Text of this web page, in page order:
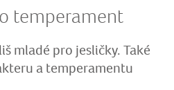
temperament
mladé pro jesličky. Také
a temperamentu